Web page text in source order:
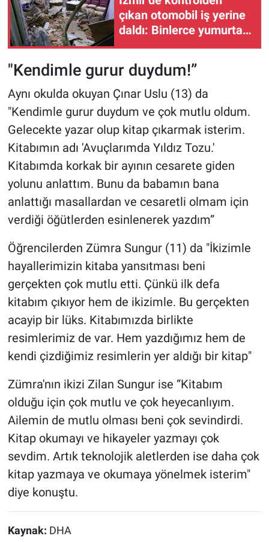
çıkan otomobil iş yerine
daldı: Binlerce yumurta
"Kendimle gurur duydum!”
Aynı okulda okuyan Çınar Uslu (13) da
"Kendimle gurur duydum ve çok mutlu oldum.
Gelecekte yazar olup kitap çıkarmak isterim.
Kitabımın adı 'Avuçlarımda Yıldız Tozu.'
Kitabımda korkak bir ayının cesarete giden
yolunu anlattım. Bunu da babamın bana
anlattığı masallardan ve cesaretli olmam için
verdiği öğütlerden esinlenerek yazdım”
Öğrencilerden Zümra Sungur (11) da "İkizimle
hayallerimizin kitaba yansıtması beni
gerçekten çok mutlu etti. Çünkü ilk defa
kitabım çıkıyor hem de ikizimle. Bu gerçekten
acayip bir lüks. Kitabımızda birlikte
resimlerimiz de var. Hem yazdığımız hem de
kendi çizdiğimiz resimlerin yer aldığı bir kitap"
Zümra'nın ikizi Zilan Sungur ise “Kitabım
olduğu için çok mutlu ve çok heyecanlıyım.
Ailemin de mutlu olması beni çok sevindirdi.
Kitap okumayı ve hikayeler yazmayı çok
sevdim. Artık teknolojik aletlerden ise daha çok
kitap yazmaya ve okumaya yönelmek isterim"
diye konuştu.
Kaynak: DHA